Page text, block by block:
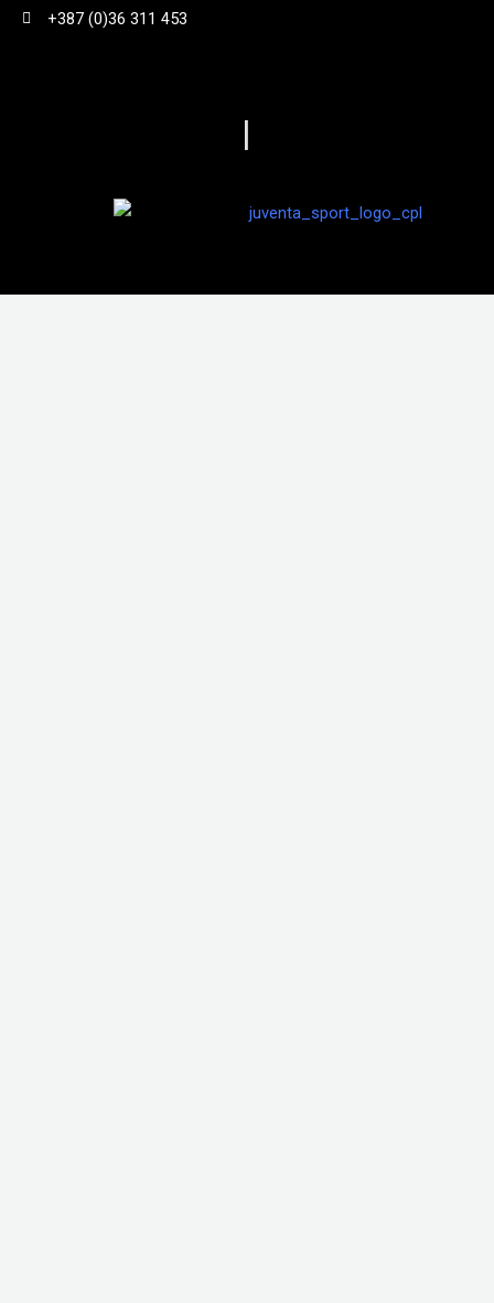
+387 (0)36 311 453
|